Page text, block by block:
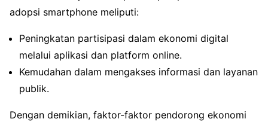
adopsi smartphone meliputi:
Peningkatan partisipasi dalam ekonomi digital
melalui aplikasi dan platform online.
Kemudahan dalam mengakses informasi dan layanan
publik.
Dengan demikian, faktor-faktor pendorong ekonomi